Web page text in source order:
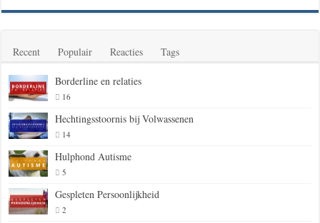
Recent Populair Reacties Tags
Borderline en relaties
16
Hechtingsstoornis bij Volwassenen
14
Hulphond Autisme
5
Gespleten Persoonlijkheid
2